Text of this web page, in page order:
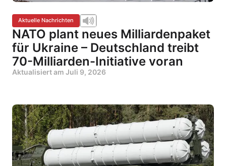
Aktuelle Nachrichten
NATO plant neues Milliardenpaket
für Ukraine – Deutschland treibt
70-Milliarden-Initiative voran
Aktualisiert am Juli 9, 2026